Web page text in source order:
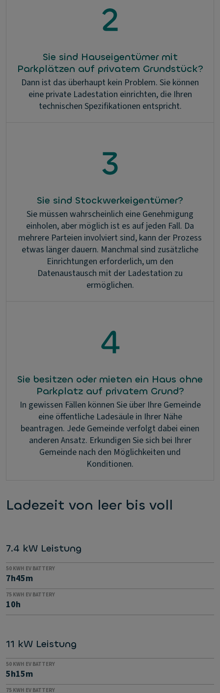
Sie sind Hauseigentümer mit
Parkplätzen auf privatem Grundstück?
Dann ist das überhaupt kein Problem. Sie können
eine private Ladestation einrichten, die Ihren
technischen Spezifikationen entspricht.
Sie sind Stockwerkeigentümer?
Sie müssen wahrscheinlich eine Genehmigung
einholen, aber möglich ist es auf jeden Fall. Da
mehrere Parteien involviert sind, kann der Prozess
etwas länger dauern. Manchmal sind zusätzliche
Einrichtungen erforderlich, um den
Datenaustausch mit der Ladestation zu
ermöglichen.
Sie besitzen oder mieten ein Haus ohne
Parkplatz auf privatem Grund?
In gewissen Fällen können Sie über Ihre Gemeinde
eine öffentliche Ladesäule in Ihrer Nähe
beantragen. Jede Gemeinde verfolgt dabei einen
anderen Ansatz. Erkundigen Sie sich bei Ihrer
Gemeinde nach den Möglichkeiten und
Konditionen.
Ladezeit von leer bis voll
7.4 kW Leistung
50 KWH EV BATTERY
7h45m
75 KWH EV BATTERY
10h
11 kW Leistung
50 KWH EV BATTERY
5h15m
75 KWH EV BATTERY